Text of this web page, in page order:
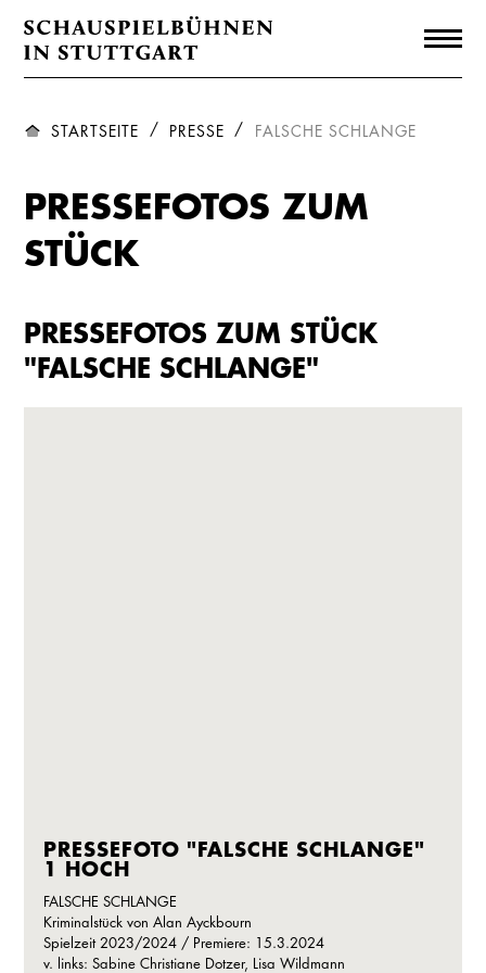
STARTSEITE PRESSE FALSCHE SCHLANGE
PRESSEFOTOS ZUM
STÜCK
PRESSEFOTOS ZUM STÜCK
"FALSCHE SCHLANGE"
PRESSEFOTO "FALSCHE SCHLANGE"
1 HOCH
FALSCHE SCHLANGE
Kriminalstück von Alan Ayckbourn
Spielzeit 2023/2024 / Premiere: 15.3.2024
v. links: Sabine Christiane Dotzer, Lisa Wildmann